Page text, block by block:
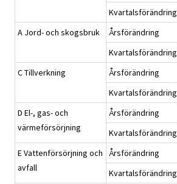
Kvartalsförändring
A Jord- och skogsbruk
Årsförändring
Kvartalsförändring
C Tillverkning
Årsförändring
Kvartalsförändring
D El-, gas- och
värmeförsörjning
Årsförändring
Kvartalsförändring
E Vattenförsörjning och
avfall
Årsförändring
Kvartalsförändring